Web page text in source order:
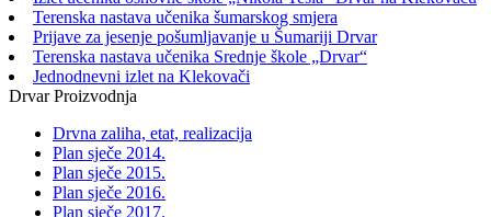
Terenska nastava učenika šumarskog smjera
Prijave za jesenje pošumljavanje u Šumariji Drvar
Terenska nastava učenika Srednje škole „Drvar“
Jednodnevni izlet na Klekovači
Drvar Proizvodnja
Drvna zaliha, etat, realizacija
Plan sječe 2014.
Plan sječe 2015.
Plan sječe 2016.
Plan sječe 2017.